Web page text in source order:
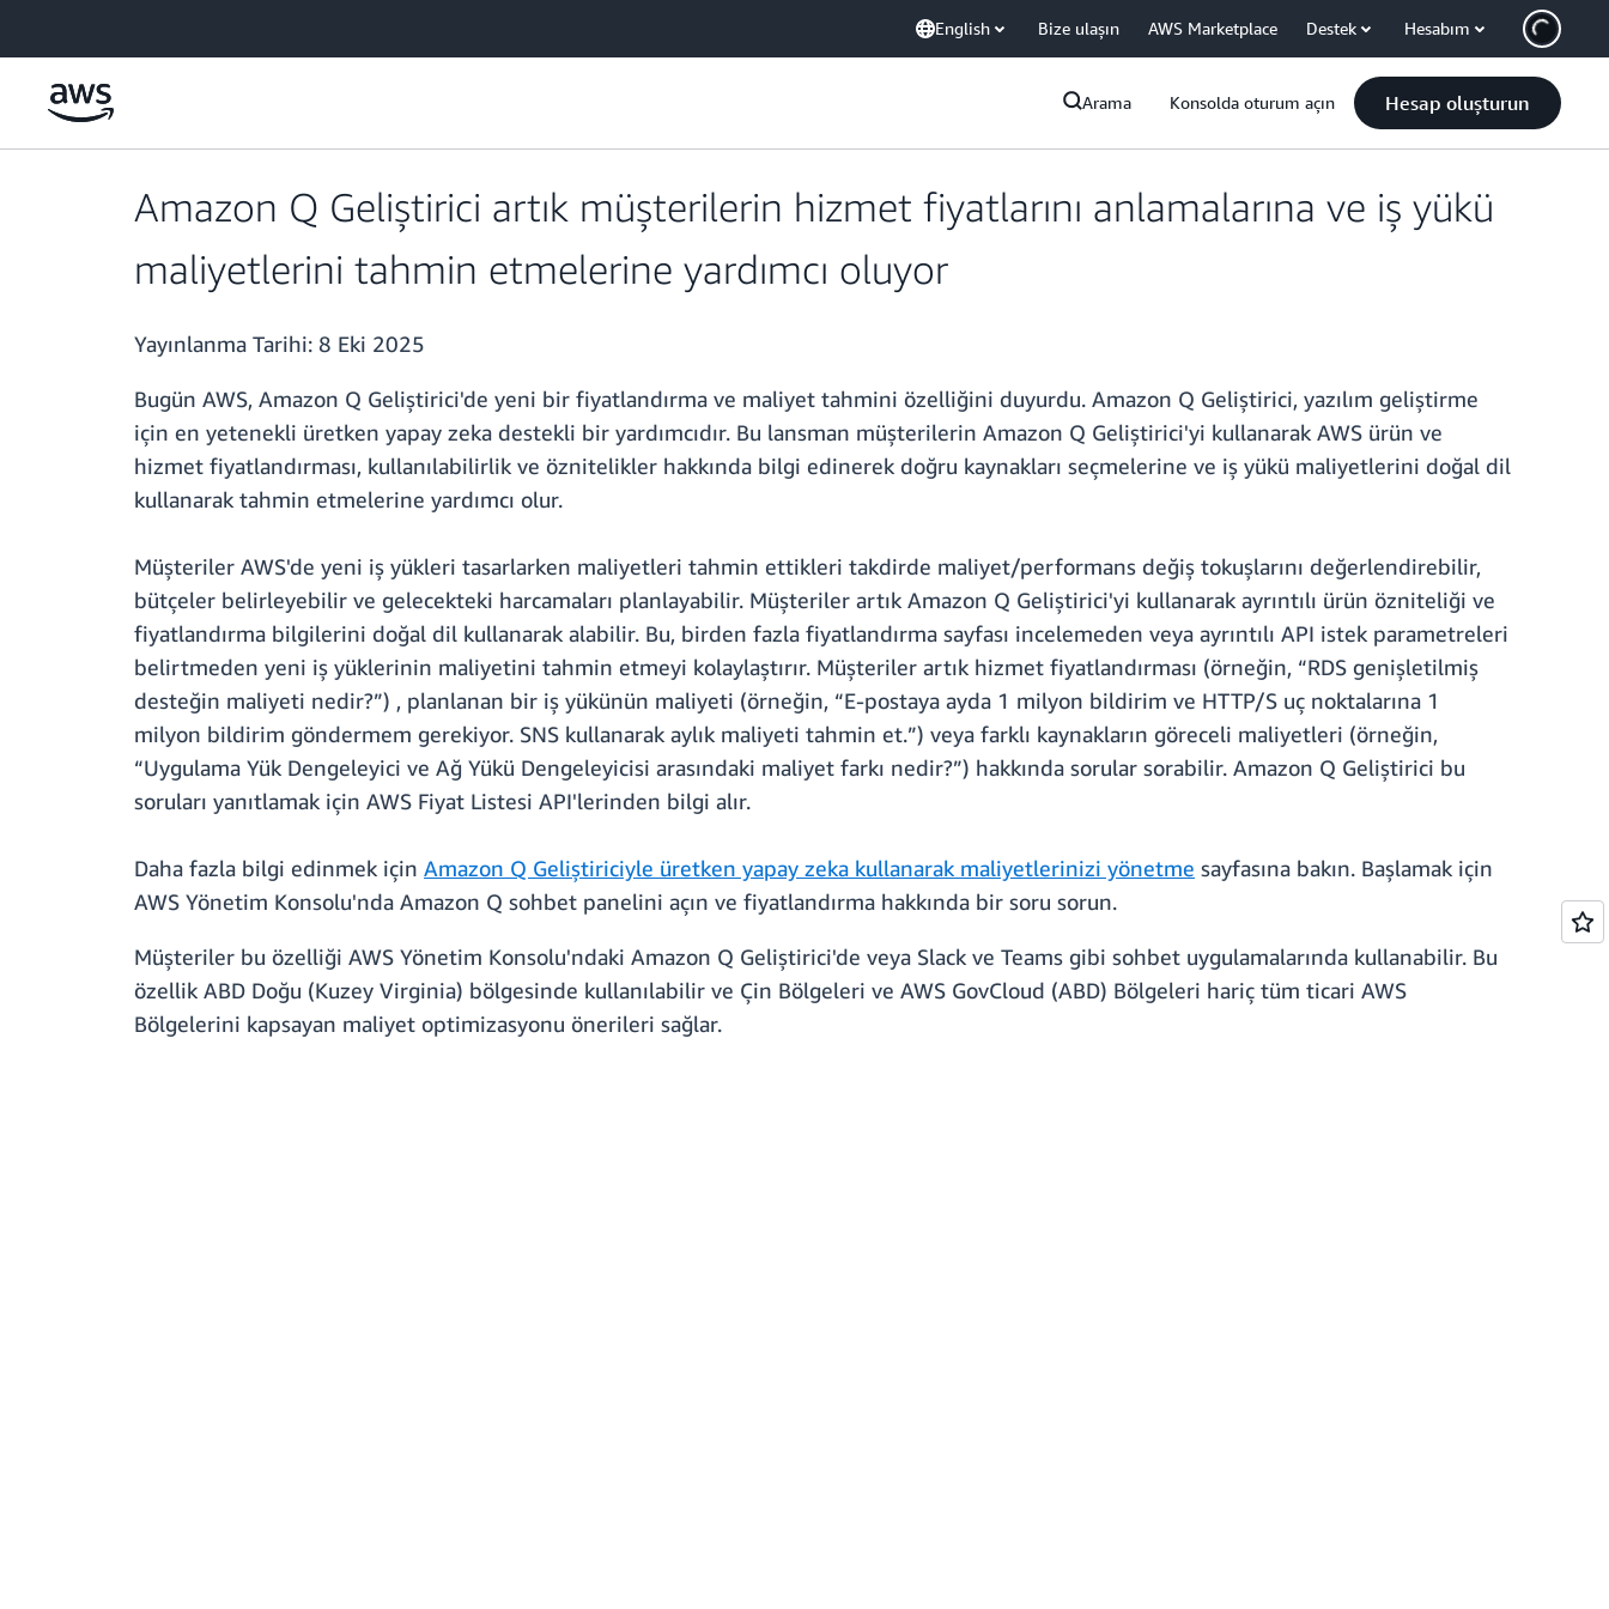
English Bize ulaşın AWS Marketplace Destek Hesabım
Arama Konsolda oturum açın Hesap oluşturun
Amazon Q Geliştirici artık müşterilerin hizmet fiyatlarını anlamalarına ve iş yükü
maliyetlerini tahmin etmelerine yardımcı oluyor
Yayınlanma Tarihi: 8 Eki 2025
Bugün AWS, Amazon Q Geliştirici'de yeni bir fiyatlandırma ve maliyet tahmini özelliğini duyurdu. Amazon Q Geliştirici, yazılım geliştirme
için en yetenekli üretken yapay zeka destekli bir yardımcıdır. Bu lansman müşterilerin Amazon Q Geliştirici'yi kullanarak AWS ürün ve
hizmet fiyatlandırması, kullanılabilirlik ve öznitelikler hakkında bilgi edinerek doğru kaynakları seçmelerine ve iş yükü maliyetlerini doğal dil
kullanarak tahmin etmelerine yardımcı olur.
Müşteriler AWS'de yeni iş yükleri tasarlarken maliyetleri tahmin ettikleri takdirde maliyet/performans değiş tokuşlarını değerlendirebilir,
bütçeler belirleyebilir ve gelecekteki harcamaları planlayabilir. Müşteriler artık Amazon Q Geliştirici'yi kullanarak ayrıntılı ürün özniteliği ve
fiyatlandırma bilgilerini doğal dil kullanarak alabilir. Bu, birden fazla fiyatlandırma sayfası incelemeden veya ayrıntılı API istek parametreleri
belirtmeden yeni iş yüklerinin maliyetini tahmin etmeyi kolaylaştırır. Müşteriler artık hizmet fiyatlandırması (örneğin, “RDS genişletilmiş
desteğin maliyeti nedir?”) , planlanan bir iş yükünün maliyeti (örneğin, “E-postaya ayda 1 milyon bildirim ve HTTP/S uç noktalarına 1
milyon bildirim göndermem gerekiyor. SNS kullanarak aylık maliyeti tahmin et.”) veya farklı kaynakların göreceli maliyetleri (örneğin,
“Uygulama Yük Dengeleyici ve Ağ Yükü Dengeleyicisi arasındaki maliyet farkı nedir?”) hakkında sorular sorabilir. Amazon Q Geliştirici bu
soruları yanıtlamak için AWS Fiyat Listesi API'lerinden bilgi alır.
Daha fazla bilgi edinmek için Amazon Q Geliştiriciyle üretken yapay zeka kullanarak maliyetlerinizi yönetme sayfasına bakın. Başlamak için
AWS Yönetim Konsolu'nda Amazon Q sohbet panelini açın ve fiyatlandırma hakkında bir soru sorun.
Müşteriler bu özelliği AWS Yönetim Konsolu'ndaki Amazon Q Geliştirici'de veya Slack ve Teams gibi sohbet uygulamalarında kullanabilir. Bu
özellik ABD Doğu (Kuzey Virginia) bölgesinde kullanılabilir ve Çin Bölgeleri ve AWS GovCloud (ABD) Bölgeleri hariç tüm ticari AWS
Bölgelerini kapsayan maliyet optimizasyonu önerileri sağlar.